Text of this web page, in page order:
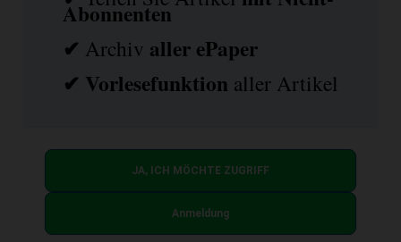
Abonnenten
✔ Archiv aller ePaper
✔ Vorlesefunktion aller Artikel
JA, ICH MÖCHTE ZUGRIFF
Anmeldung